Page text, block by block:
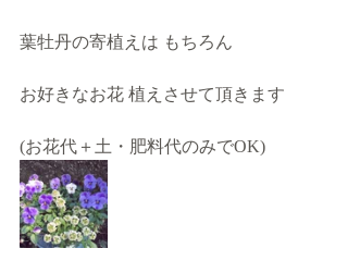
葉牡丹の寄植えは もちろん
お好きなお花 植えさせて頂きます
(お花代＋土・肥料代のみでOK)